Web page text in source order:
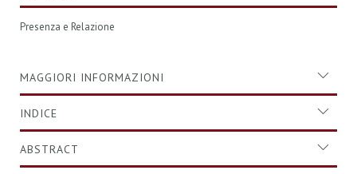
Presenza e Relazione
MAGGIORI INFORMAZIONI
INDICE
ABSTRACT